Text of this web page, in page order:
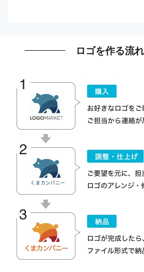
ロゴを作る流れ